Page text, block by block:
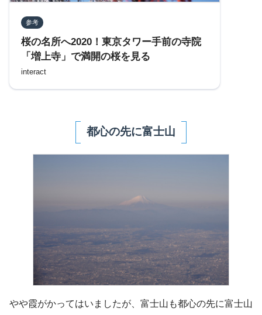
参考
桜の名所へ2020！東京タワー手前の寺院
「増上寺」で満開の桜を見る
interact
都心の先に富士山
やや霞がかってはいましたが、富士山も都心の先に富士山